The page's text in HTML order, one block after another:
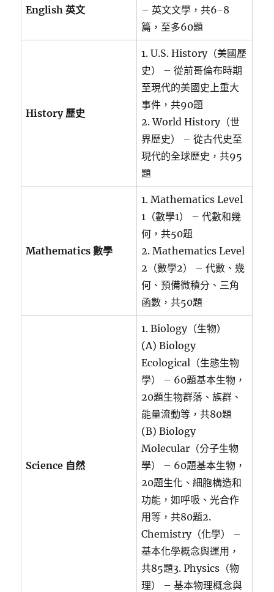
English 英文
– 英文文學，共6-8
篇，至多60題
History 歷史
1. U.S. History（美國歷
史） – 從前哥倫布時期
至現代的美國史上重大
事件，共90題
2. World History（世
界歷史） – 從古代史至
現代的全球歷史，共95
題
Mathematics 數學
1. Mathematics Level
1（數學1） – 代數和幾
何，共50題
2. Mathematics Level
2（數學2） – 代數、幾
何、預備微積分、三角
函數，共50題
Science 自然
1. Biology（生物）
(A) Biology
Ecological（生態生物
學） – 60題基本生物，
20題生物群落、族群、
能量流動等，共80題
(B) Biology
Molecular（分子生物
學） – 60題基本生物，
20題生化、細胞構造和
功能，如呼吸、光合作
用等，共80題2.
Chemistry（化學） –
基本化學概念與運用，
共85題3. Physics（物
理） – 基本物理概念與